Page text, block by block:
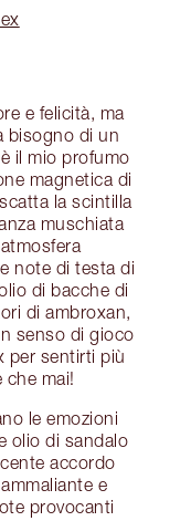
e felicità, ma
bisogno di un
è il mio profumo
magnetica di
la scintilla
muschiata
note di testa di
di bacche di
di ambroxan,
senso di gioco
per sentirti più
che mai!
le emozioni
olio di sandalo
accordo
e
provocanti